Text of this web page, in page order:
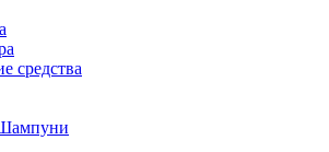
средства